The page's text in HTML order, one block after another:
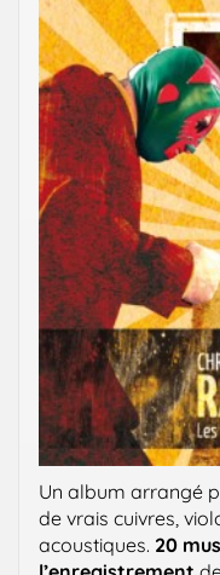
Un album arrangé
de vrais cuivres,
acoustiques. 20